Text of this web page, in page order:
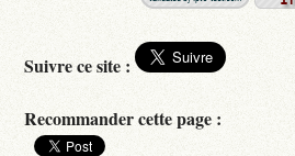
Suivre ce site :
Recommander cette page :